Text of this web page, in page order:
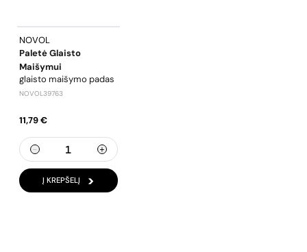
NOVOL
Paletė Glaisto
Maišymui
glaisto maišymo padas
NOVOL39763
11,79 €
Į KREPŠELĮ